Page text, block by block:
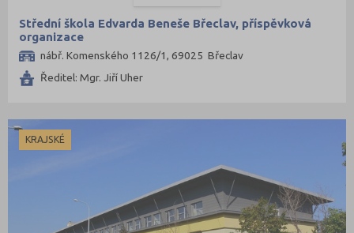
Střední škola Edvarda Beneše Břeclav, příspěvková
organizace
nábř. Komenského 1126/1, 69025 Břeclav
Ředitel: Mgr. Jiří Uher
KRAJSKÉ